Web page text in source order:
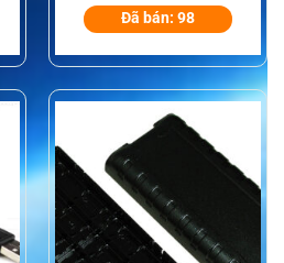
M37/IC-M37E
Đã bán: 98